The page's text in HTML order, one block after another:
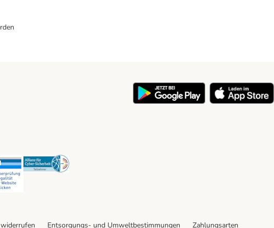
Security Security
Entsorgungs- und Umweltbestimmungen Zahlungsarten